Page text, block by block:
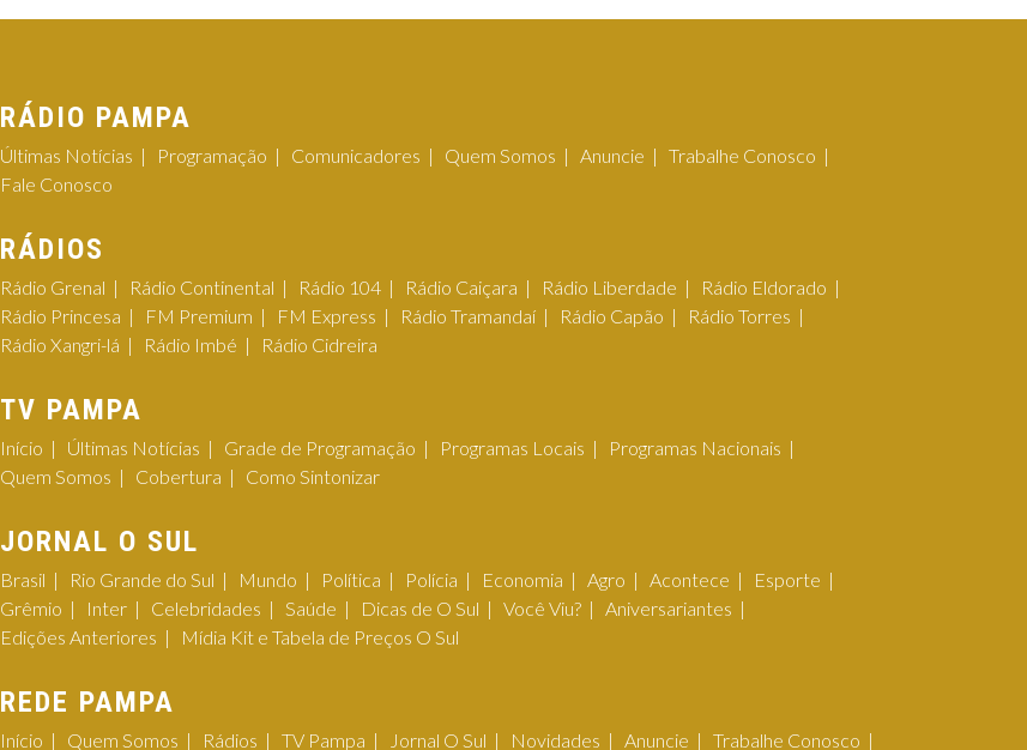
RÁDIO PAMPA
Últimas Notícias Programação Comunicadores Quem Somos Anuncie
Trabalhe Conosco
Fale Conosco
RÁDIOS
Rádio Grenal Rádio Continental Rádio 104 Rádio Caiçara Rádio Liberdade
Rádio Eldorado
Rádio Princesa
FM Premium FM Express Rádio Tramandaí Rádio Capão
Rádio Torres
Rádio Xangri-lá
Rádio Imbé Rádio Cidreira
TV PAMPA
Início Últimas Notícias Grade de Programação Programas Locais
Programas Nacionais
Quem Somos
Cobertura Como Sintonizar
JORNAL O SUL
Brasil Rio Grande do Sul Mundo Política Polícia Economia Agro Acontece
Esporte
Grêmio
Inter Celebridades Saúde Dicas de O Sul Você Viu?
Aniversariantes
Edições Anteriores
Mídia Kit e Tabela de Preços O Sul
REDE PAMPA
Início Quem Somos Rádios TV Pampa Jornal O Sul Novidades Anuncie Trabalhe Conosco